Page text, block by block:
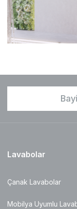
Lavabolar
Çanak Lavabolar
Mobilya Uyumlu